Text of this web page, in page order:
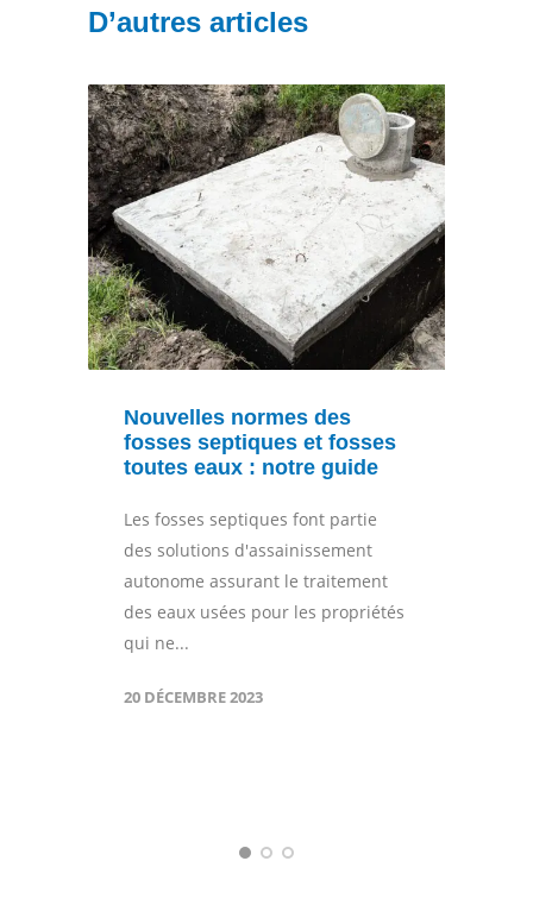
D’autres articles
Nouvelles normes des
fosses septiques et fosses
toutes eaux : notre guide
Les fosses septiques font partie
des solutions d'assainissement
autonome assurant le traitement
des eaux usées pour les propriétés
qui ne...
20 DÉCEMBRE 2023